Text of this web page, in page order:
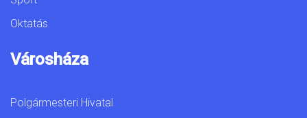
Oktatás
Városháza
Polgármesteri Hivatal